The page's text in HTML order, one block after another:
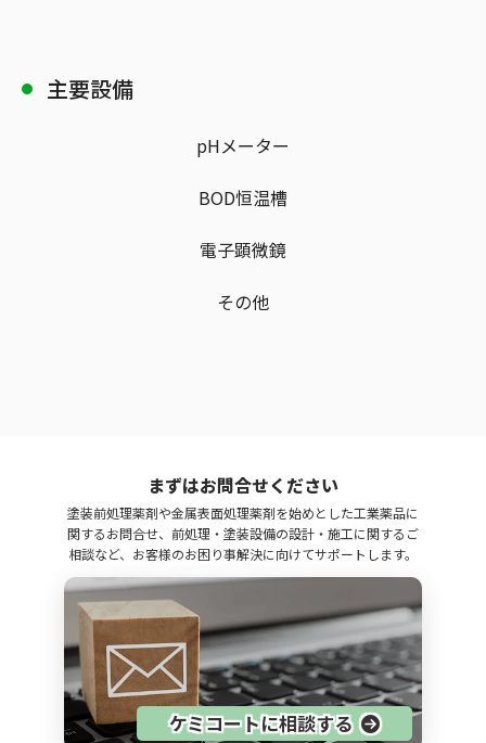
主要設備
pHメーター
BOD恒温槽
電子顕微鏡
その他
まずはお問合せください
塗装前処理薬剤や金属表面処理薬剤を始めとした工業薬品に
関するお問合せ、前処理・塗装設備の設計・施工に関するご
相談など、お客様のお困り事解決に向けてサポートします。
ケミコートに相談する